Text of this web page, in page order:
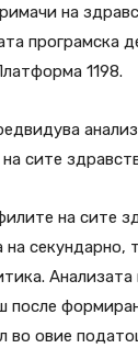
на
програмска
1198.
сите
на сите
секундарно,
Анализата
после
во овие